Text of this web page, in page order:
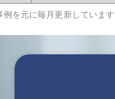
を元に毎月更新していま